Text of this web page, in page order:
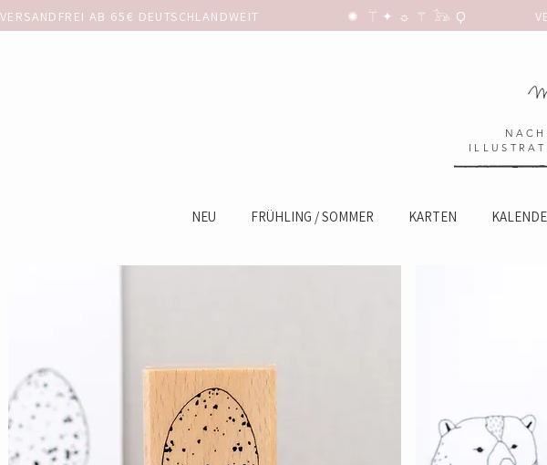
VERSANDFREI AB 65€ DEUTSCHLANDWEIT                      ✺  𓋼 ✦ ☼ ⚚ 𓃥 Ϙ
NEU FRÜHLING / SOMMER KARTEN